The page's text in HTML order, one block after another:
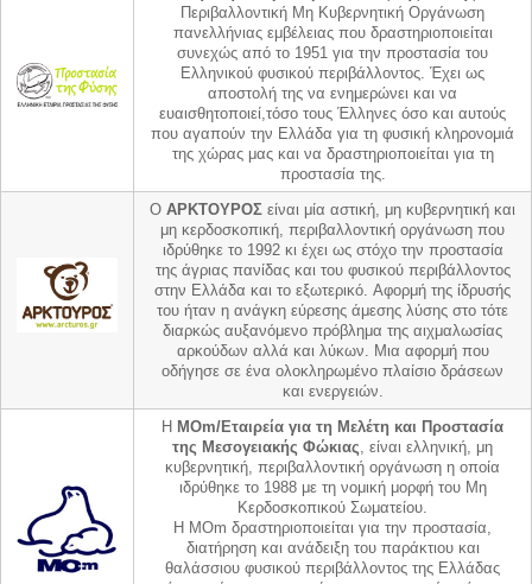
Περιβαλλοντική Μη Κυβερνητική Οργάνωση
πανελλήνιας εμβέλειας που δραστηριοποιείται
συνεχώς από το 1951 για την προστασία του
Ελληνικού φυσικού περιβάλλοντος. Έχει ως
αποστολή της να ενημερώνει και να
ευαισθητοποιεί,τόσο τους Έλληνες όσο και αυτούς
που αγαπούν την Ελλάδα για τη φυσική κληρονομιά
της χώρας μας και να δραστηριοποιείται για τη
προστασία της.
Ο ΑΡΚΤΟΥΡΟΣ είναι μία αστική, μη κυβερνητική και
μη κερδοσκοπική, περιβαλλοντική οργάνωση που
ιδρύθηκε το 1992 κι έχει ως στόχο την προστασία
της άγριας πανίδας και του φυσικού περιβάλλοντος
στην Ελλάδα και το εξωτερικό. Αφορμή της ίδρυσής
του ήταν η ανάγκη εύρεσης άμεσης λύσης στο τότε
διαρκώς αυξανόμενο πρόβλημα της αιχμαλωσίας
αρκούδων αλλά και λύκων. Μια αφορμή που
οδήγησε σε ένα ολοκληρωμένο πλαίσιο δράσεων
και ενεργειών.
Η MOm/Εταιρεία για τη Μελέτη και Προστασία
της Μεσογειακής Φώκιας, είναι ελληνική, μη
κυβερνητική, περιβαλλοντική οργάνωση η οποία
ιδρύθηκε το 1988 με τη νομική μορφή του Μη
Κερδοσκοπικού Σωματείου.
Η MOm δραστηριοποιείται για την προστασία,
διατήρηση και ανάδειξη του παράκτιου και
θαλάσσιου φυσικού περιβάλλοντος της Ελλάδας